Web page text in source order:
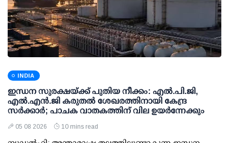
INDIA
ഇന്ധന സുരക്ഷയ്ക്ക് പുതിയ നീക്കം: എല്‍.പി.ജി,
എല്‍.എന്‍.ജി കരുതല്‍ ശേഖരത്തിനായി കേന്ദ്ര
സര്‍ക്കാര്‍; പാചക വാതകത്തിന് വില ഉയര്‍ന്നേക്കും
05 08 2026 10 mins read